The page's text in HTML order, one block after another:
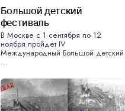
Большой детский
фестиваль
В Москве с 1 сентября по 12
ноября пройдет IV
Международный Большой детский
...